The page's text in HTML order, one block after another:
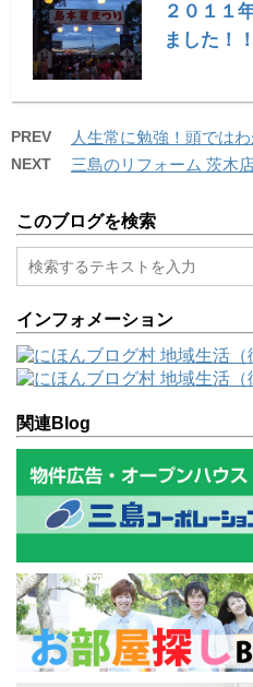
２０１１
ました！
PREV 人生常に勉強！頭では
NEXT 三島のリフォーム 茨木
このブログを検索
インフォメーション
関連Blog